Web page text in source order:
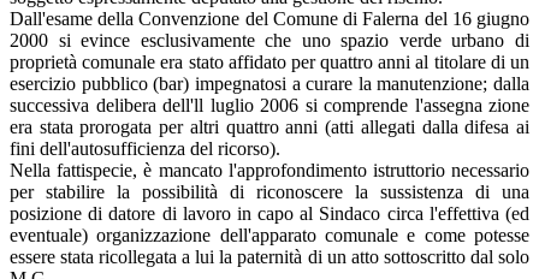
Dall'esame della Convenzione del Comune di Falerna del 16 giugno
2000 si evince esclusivamente che uno spazio verde urbano di
proprietà comunale era stato affidato per quattro anni al titolare di un
esercizio pubblico (bar) impegnatosi a curare la manutenzione; dalla
successiva delibera dell'll luglio 2006 si comprende l'assegna­ zione
era stata prorogata per altri quattro anni (atti allegati dalla difesa ai
fini dell'autosufficienza del ricorso).
Nella fattispecie, è mancato l'approfondimento istruttorio necessario
per stabilire la possibilità di riconoscere la sussistenza di una
posizione di datore di lavoro in capo al Sindaco circa l'effettiva (ed
eventuale) organizzazione dell'apparato comunale e come potesse
essere stata ricollegata a lui la paternità di un atto sottoscritto dal solo